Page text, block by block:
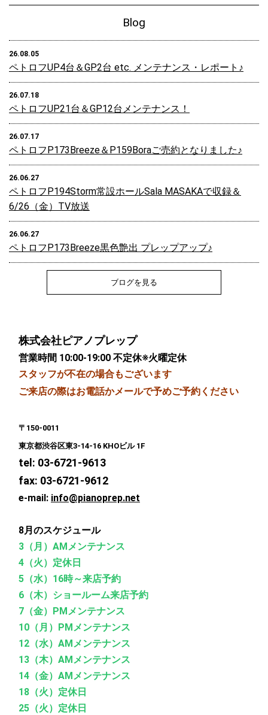
Blog
26.08.05
ペトロフUP4台＆GP2台 etc. メンテナンス・レポート♪
26.07.18
ペトロフUP21台＆GP12台メンテナンス！
26.07.17
ペトロフP173Breeze＆P159Boraご売約となりました♪
26.06.27
ペトロフP194Storm常設ホールSala MASAKAで収録＆
6/26（金）TV放送
26.06.27
ペトロフP173Breeze黒色艶出 プレップアップ♪
ブログを見る
株式会社ピアノプレップ
営業時間 10:00-19:00 不定休※火曜定休
スタッフが不在の場合もございます
ご来店の際はお電話かメールで予めご予約ください
〒150-0011
東京都渋谷区東3-14-16 KHOビル 1F
tel: 03-6721-9613
fax: 03-6721-9612
e-mail: info@pianoprep.net
8月のスケジュール
3（月）AMメンテナンス
4（火）定休日
5（水）16時～来店予約
6（木）ショールーム来店予約
7（金）PMメンテナンス
10（月）PMメンテナンス
12（水）AMメンテナンス
13（木）AMメンテナンス
14（金）AMメンテナンス
18（火）定休日
25（火）定休日